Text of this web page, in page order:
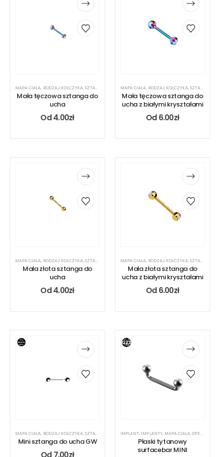
MAPA CIAŁA, RODZAJ KOLCZYKA,SZTANGA
Mała tęczowa sztanga do
ucha
Od4.00zł
MAPA CIAŁA, RODZAJ KOLCZYKA,SZTANGA
Mała tęczowa sztanga do
ucha z białymi kryształami
Od 6.00zł
MAPA CIAŁA, RODZAJ KOLCZYKA,SZTANGA
Mała złota sztanga do
ucha
Od4.00zł
MAPA CIAŁA, RODZAJ KOLCZYKA,SZTANGA
Mała złota sztanga do
ucha z białymi kryształami
Od 6.00zł
MAPA CIAŁA, RODZAJ KOLCZYKA,SZTANGA
Mini sztanga do ucha GW
Od 7.00zł
IMPLANT, IMPLANTY, MAPA CIAŁA,OFERTA DLA PIERCERA
Płaski tytanowy
surfacebar MINI